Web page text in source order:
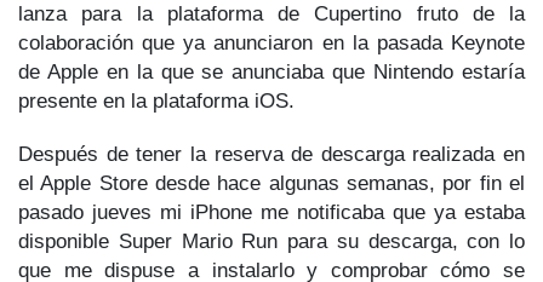
lanza para la plataforma de Cupertino fruto de la
colaboración que ya anunciaron en la pasada Keynote
de Apple en la que se anunciaba que Nintendo estaría
presente en la plataforma iOS.
Después de tener la reserva de descarga realizada en
el Apple Store desde hace algunas semanas, por fin el
pasado jueves mi iPhone me notificaba que ya estaba
disponible Super Mario Run para su descarga, con lo
que me dispuse a instalarlo y comprobar cómo se